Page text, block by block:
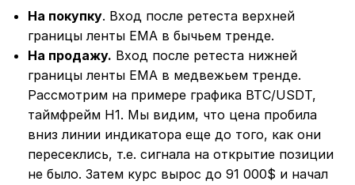
На покупку. Вход после ретеста верхней
границы ленты EMA в бычьем тренде.
На продажу. Вход после ретеста нижней
границы ленты EMA в медвежьем тренде.
Рассмотрим на примере графика BTC/USDT,
таймфрейм Н1. Мы видим, что цена пробила
вниз линии индикатора еще до того, как они
пересеклись, т.е. сигнала на открытие позиции
не было. Затем курс вырос до 91 000$ и начал